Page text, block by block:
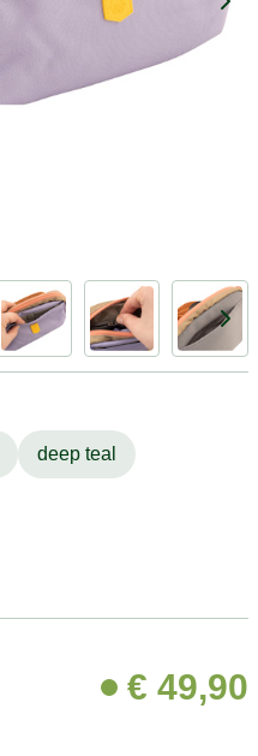
deep teal
€ 49,90